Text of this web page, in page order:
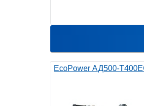
EcoPower АД500-